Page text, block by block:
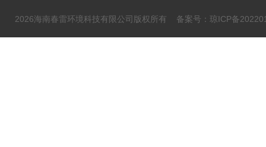
2026海南春雷环境科技有限公司版权所有 备案号：琼ICP备